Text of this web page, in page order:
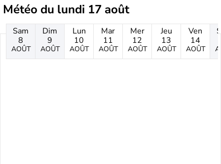
Météo du lundi 17 août
Sam
8
AOÛT
Dim
9
AOÛT
Lun
10
AOÛT
Mar
11
AOÛT
Mer
12
AOÛT
Jeu
13
AOÛT
Ven
14
AOÛT